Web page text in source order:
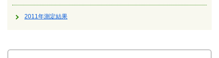
2011年測定結果